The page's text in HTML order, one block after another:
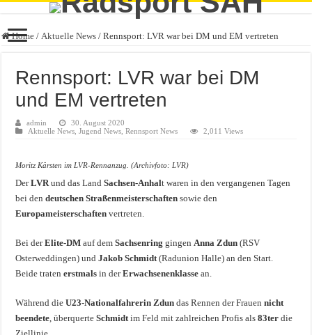
Home / Aktuelle News / Rennsport: LVR war bei DM und EM vertreten
Rennsport: LVR war bei DM
und EM vertreten
admin
30. August 2020
Aktuelle News ,Jugend News ,Rennsport News 2,011 Views
Moritz Kärsten im LVR-Rennanzug. (Archivfoto: LVR)
DerLVRund das LandSachsen-Anhalt waren in den vergangenen Tagen
bei dendeutschen Straßenmeisterschaften sowie den
Europameisterschaften vertreten.
Bei derElite-DM auf demSachsenringgingenAnna Zdun (RSV
Osterweddingen) undJakob Schmidt(Radunion Halle) an den Start.
Beide tratenerstmals in derErwachsenenklasse an.
Während dieU23-Nationalfahrerin Zdun das Rennen der Frauennicht
beendete, überquerteSchmidtim Feld mit zahlreichen Profis als83ter die